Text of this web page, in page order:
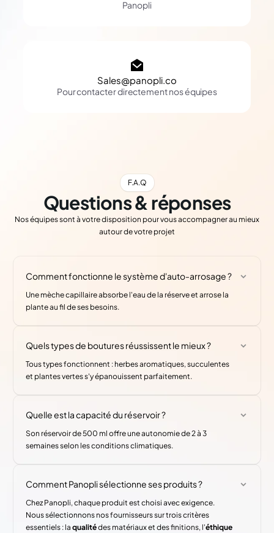
Panopli
Sales@panopli.co
Pour contacter directement nos équipes
F.A.Q
Questions & réponses
Nos équipes sont à votre disposition pour vous accompagner au mieux
autour de votre projet
Comment fonctionne le système d'auto-arrosage ?
Une mèche capillaire absorbe l'eau de la réserve et arrose la
plante au fil de ses besoins.
Quels types de boutures réussissent le mieux ?
Tous types fonctionnent : herbes aromatiques, succulentes
et plantes vertes s'y épanouissent parfaitement.
Quelle est la capacité du réservoir ?
Son réservoir de 500 ml offre une autonomie de 2 à 3
semaines selon les conditions climatiques.
Comment Panopli sélectionne ses produits ?
Chez Panopli, chaque produit est choisi avec exigence.
Nous sélectionnons nos fournisseurs sur trois critères
essentiels : laqualitédes matériaux et des finitions, l'éthique